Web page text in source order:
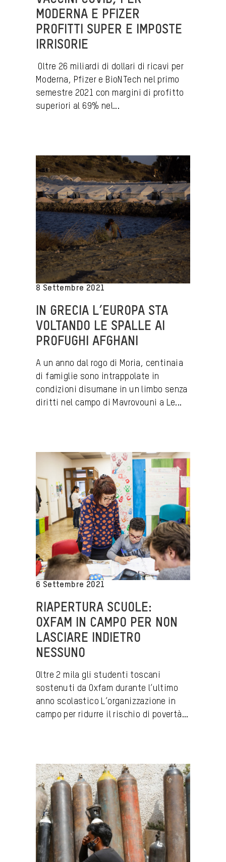
MODERNA E PFIZER
PROFITTI SUPER E IMPOSTE
IRRISORIE
Oltre 26 miliardi di dollari di ricavi per
Moderna, Pfizer e BioNTech nel primo
semestre 2021 con margini di profitto
superiori al 69% nel...
8 Settembre 2021
IN GRECIA L’EUROPA STA
VOLTANDO LE SPALLE AI
PROFUGHI AFGHANI
A un anno dal rogo di Moria, centinaia
di famiglie sono intrappolate in
condizioni disumane in un limbo senza
diritti nel campo di Mavrovouni a Le...
6 Settembre 2021
RIAPERTURA SCUOLE:
OXFAM IN CAMPO PER NON
LASCIARE INDIETRO
NESSUNO
Oltre 2 mila gli studenti toscani
sostenuti da Oxfam durante l’ultimo
anno scolastico L’organizzazione in
campo per ridurre il rischio di povertà...